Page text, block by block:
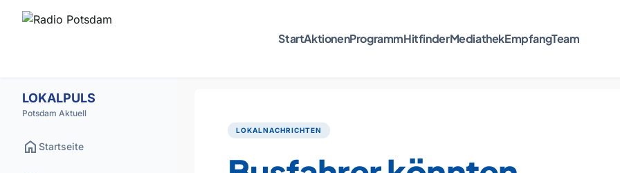
StartAktionenProgrammHitfinderMediathekEmpfangTeam
LOKALPULS
Potsdam Aktuell
home Startseite
LOKALNACHRICHTEN